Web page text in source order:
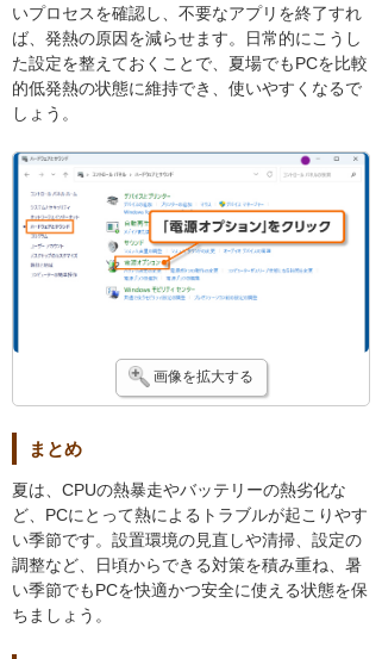
いプロセスを確認し、不要なアプリを終了すれ
ば、発熱の原因を減らせます。日常的にこうし
た設定を整えておくことで、夏場でもPCを比較
的低発熱の状態に維持でき、使いやすくなるで
しょう。
画像を拡大する
まとめ
夏は、CPUの熱暴走やバッテリーの熱劣化な
ど、PCにとって熱によるトラブルが起こりやす
い季節です。設置環境の見直しや清掃、設定の
調整など、日頃からできる対策を積み重ね、暑
い季節でもPCを快適かつ安全に使える状態を保
ちましょう。